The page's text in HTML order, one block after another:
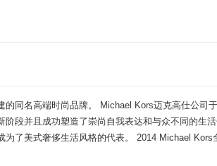
的同名高端时尚品牌。 Michael Kors迈克高仕公司
段并且成功塑造了崇尚自我表达和与众不同的生
了美式奢侈生活风格的代表。 2014 Michael Kors